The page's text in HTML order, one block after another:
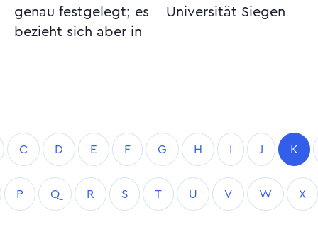
genau festgelegt; es
bezieht sich aber in
Universität Siegen
C D E F G H I J K
P Q R S T U V W X